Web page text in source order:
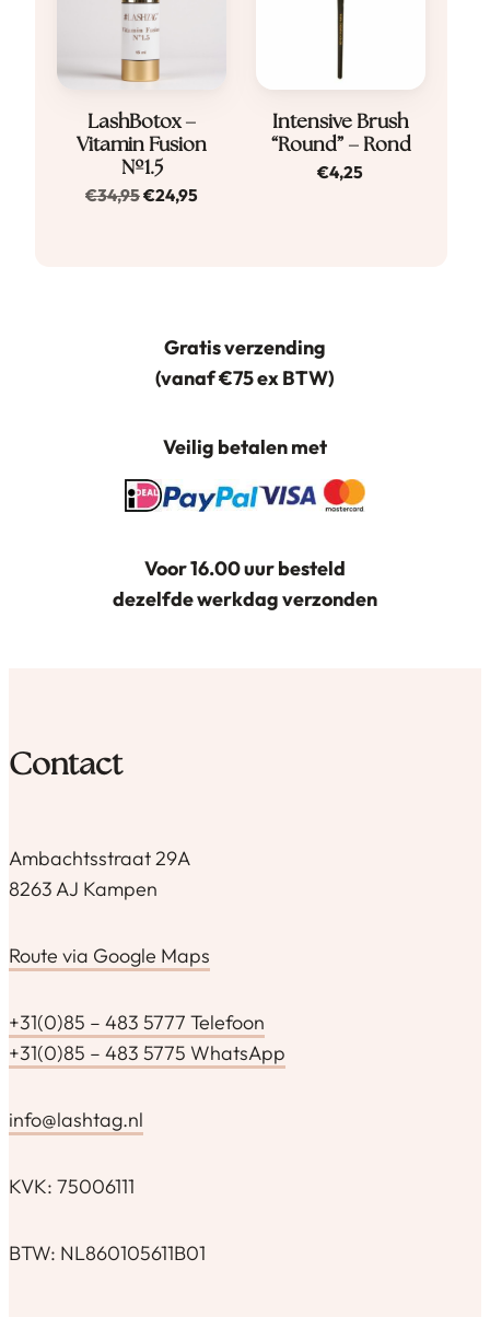
LashBotox –
Vitamin Fusion
Nº1.5
€34,95Oorspronkelijke
€24,95Huidige
Intensive Brush
“Round” – Rond
€4,25
Gratis verzending
(vanaf €75 ex BTW)
Veilig betalen met
Voor 16.00 uur besteld
dezelfde werkdag verzonden
Contact
Ambachtsstraat 29A
8263 AJ Kampen
Route via Google Maps
+31(0)85 – 483 5777 Telefoon
+31(0)85 – 483 5775 WhatsApp
info@lashtag.nl
KVK: 75006111
BTW: NL860105611B01